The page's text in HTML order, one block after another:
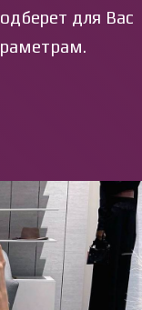
для Вас